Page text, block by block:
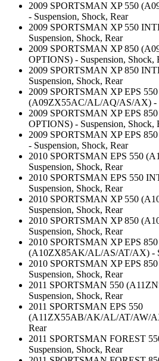
2009 SPORTSMAN XP 550
- Suspension, Shock, Rear
2009 SPORTSMAN XP 550
Suspension, Shock, Rear
2009 SPORTSMAN XP 850
OPTIONS) - Suspension, Shock,
2009 SPORTSMAN XP 850
Suspension, Shock, Rear
2009 SPORTSMAN XP EPS 550
(A09ZX55AC/AL/AQ/AS/AX) -
2009 SPORTSMAN XP EPS
OPTIONS) - Suspension, Shock,
2009 SPORTSMAN XP EPS
- Suspension, Shock, Rear
2010 SPORTSMAN EPS 550
Suspension, Shock, Rear
2010 SPORTSMAN EPS 550
Suspension, Shock, Rear
2010 SPORTSMAN XP 550
Suspension, Shock, Rear
2010 SPORTSMAN XP 850
Suspension, Shock, Rear
2010 SPORTSMAN XP EPS 850
(A10ZX85AK/AL/AS/AT/AX) -
2010 SPORTSMAN XP EPS
Suspension, Shock, Rear
2011 SPORTSMAN 550
Suspension, Shock, Rear
2011 SPORTSMAN EPS 550
(A11ZX55AB/AK/AL/AT/AW/
Rear
2011 SPORTSMAN FOREST
Suspension, Shock, Rear